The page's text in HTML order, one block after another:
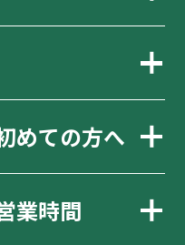
めての方へ
業時間